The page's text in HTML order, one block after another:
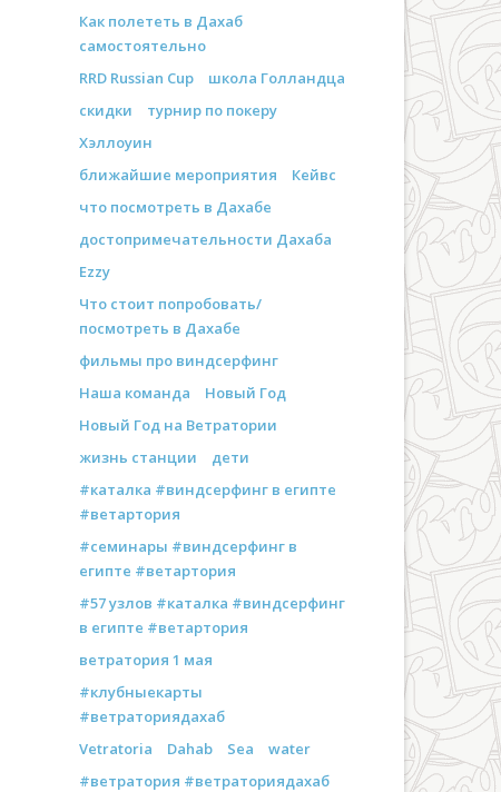
Как полететь в Дахаб
самостоятельно
RRD Russian Cup
школа Голландца
скидки
турнир по покеру
Хэллоуин
ближайшие мероприятия
Кейвс
что посмотреть в Дахабе
достопримечательности Дахаба
Ezzy
Что стоит попробовать/
посмотреть в Дахабе
фильмы про виндсерфинг
Наша команда
Новый Год
Новый Год на Ветратории
жизнь станции
дети
#каталка #виндсерфинг в египте
#ветартория
#семинары #виндсерфинг в
египте #ветартория
#57 узлов #каталка #виндсерфинг
в египте #ветартория
ветратория 1 мая
#клубныекарты
#ветраториядахаб
Vetratoria
Dahab Sea
water
#ветратория #ветраториядахаб